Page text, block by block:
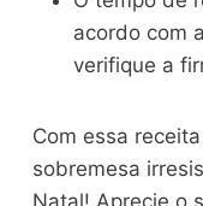
acordo com
verifique a
Com essa
sobremesa
Natal! Aprecie o